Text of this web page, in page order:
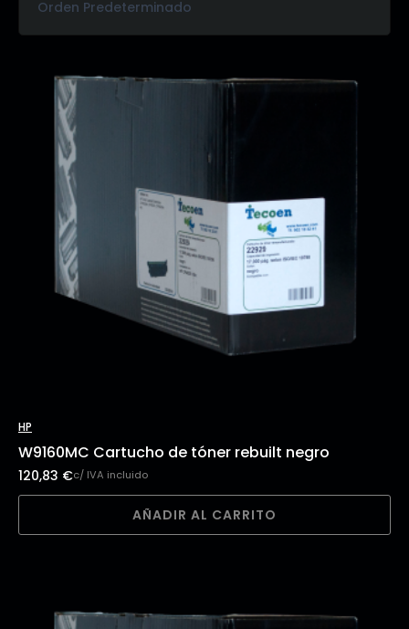
HP
W9160MC Cartucho de tóner rebuilt negro
120,83 €c/ IVA incluido
AÑADIR AL CARRITO